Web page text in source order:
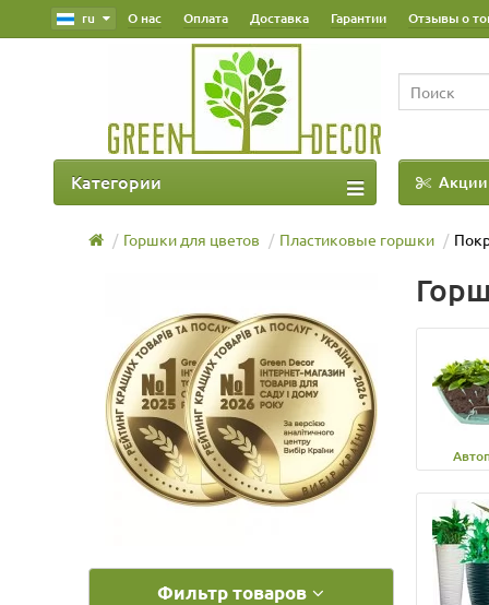
ru О нас Оплата Доставка Гарантии Отзывы о
Акции
Категории
Горшки для цветов Пластиковые горшки
Фильтр товаров